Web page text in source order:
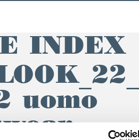
INDEX
uomo